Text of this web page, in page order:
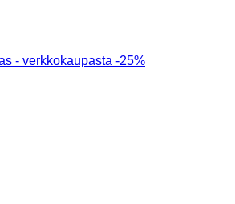
- verkkokaupasta -25%